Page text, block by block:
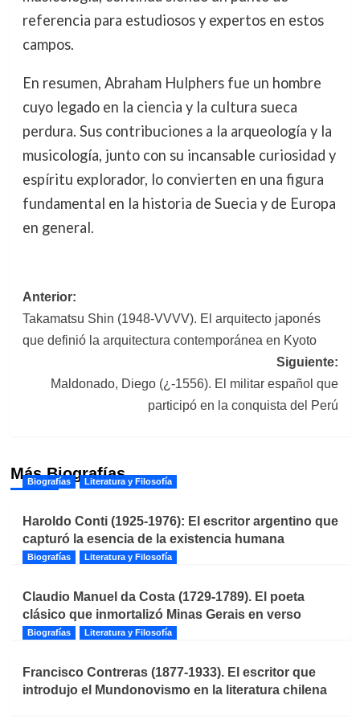
referencia para estudiosos y expertos en estos
campos.
En resumen, Abraham Hulphers fue un hombre
cuyo legado en la ciencia y la cultura sueca
perdura. Sus contribuciones a la arqueología y la
musicología, junto con su incansable curiosidad y
espíritu explorador, lo convierten en una figura
fundamental en la historia de Suecia y de Europa
en general.
Navegación
de
entradas
Anterior:
Takamatsu Shin (1948-VVVV). El arquitecto japonés
que definió la arquitectura contemporánea en Kyoto
Siguiente:
Maldonado, Diego (¿-1556). El militar español que
participó en la conquista del Perú
Más Biografías
Biografías Literatura y Filosofía
Haroldo Conti (1925-1976): El escritor argentino que
capturó la esencia de la existencia humana
Biografías Literatura y Filosofía
Claudio Manuel da Costa (1729-1789). El poeta
clásico que inmortalizó Minas Gerais en verso
Biografías Literatura y Filosofía
Francisco Contreras (1877-1933). El escritor que
introdujo el Mundonovismo en la literatura chilena